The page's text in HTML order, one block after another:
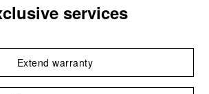
services
Extend warranty